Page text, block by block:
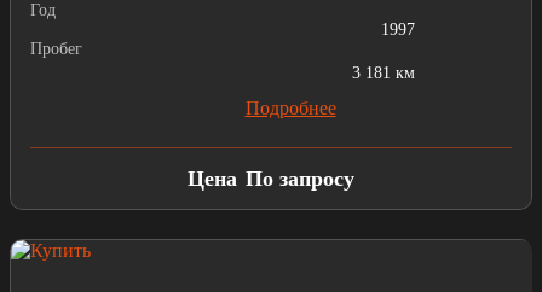
Год
1997
Пробег
3 181 км
Подробнее
Цена По запросу